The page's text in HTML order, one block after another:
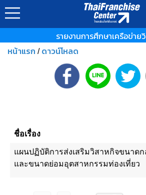
รายงานการศึกษาเครือข่าย
หน้าแรก / ดาวน์โหลด
ชื่อเรื่อง
แผนปฏิบัติการส่งเสริมวิสาหกิจขนาดก
และขนาดย่อมอุตสาหกรรมท่องเที่ยว